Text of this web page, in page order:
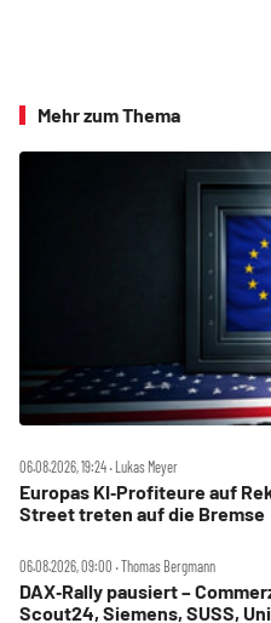
Mehr zum Thema
06.08.2026, 19:24 ‧ Lukas Meyer
Europas KI‑Profiteure auf
Street treten auf die Bremse
06.08.2026, 09:00 ‧ Thomas Bergmann
DAX‑Rally pausiert –
Scout24, Siemens, SUSS,